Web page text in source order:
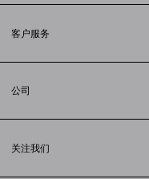
客户服务
配送方式
支付
常见问题解答
公司
法律问题
关注我们